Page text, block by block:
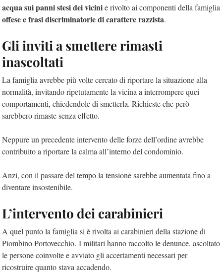
acqua sui panni stesi dei vicinie rivolto ai componenti della famiglia
offese e frasi discriminatorie di carattere razzista.
Gli inviti a smettere rimasti
inascoltati
La famiglia avrebbe più volte cercato di riportare la situazione alla
normalità, invitando ripetutamente la vicina a interrompere quei
comportamenti, chiedendole di smetterla. Richieste che però
sarebbero rimaste senza effetto.
Neppure un precedente intervento delle forze dell’ordine avrebbe
contribuito a riportare la calma all’interno del condominio.
Anzi, con il passare del tempo la tensione sarebbe aumentata fino a
diventare insostenibile.
L’intervento dei carabinieri
A quel punto la famiglia si è rivolta ai carabinieri della stazione di
Piombino Portovecchio. I militari hanno raccolto le denunce, ascoltato
le persone coinvolte e avviato gli accertamenti necessari per
ricostruire quanto stava accadendo.